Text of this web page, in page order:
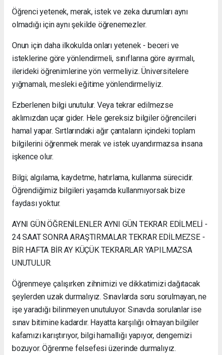
Öğrenci yetenek, merak, istek ve zeka durumları aynı
olmadığı için aynı şekilde öğrenemezler.
Onun için daha ilkokulda onları yetenek - beceri ve
isteklerine göre yönlendirmeli, sınıflarına göre ayırmalı,
ilerideki öğrenimlerine yön vermeliyiz. Üniversitelere
yığmamalı, mesleki eğitime yönlendirmeliyiz.
Ezberlenen bilgi unutulur. Veya tekrar edilmezse
aklımızdan uçar gider. Hele gereksiz bilgiler öğrencileri
hamal yapar. Sırtlarındaki ağır çantaların içindeki toplam
bilgilerini öğrenmek merak ve istek uyandırmazsa insana
işkence olur.
Bilgi; algılama, kaydetme, hatırlama, kullanma sürecidir.
Öğrendiğimiz bilgileri yaşamda kullanmıyorsak bize
faydası yoktur.
AYNI GÜN ÖĞRENİLENLER AYNI GÜN TEKRAR EDİLMELİ -
24 SAAT SONRA ARAŞTIRMALAR TEKRAR EDİLMEZSE -
BİR HAFTA BİR AY KÜÇÜK TEKRARLAR YAPILMAZSA
UNUTULUR.
Öğrenmeye çalışırken zihnimizi ve dikkatimizi dağıtacak
şeylerden uzak durmalıyız. Sınavlarda soru sorulmayan, ne
işe yaradığı bilinmeyen unutuluyor. Sınavda sorulanlar ise
sınav bitimine kadardır. Hayatta karşılığı olmayan bilgiler
kafamızı karıştırıyor, bilgi hamallığı yapıyor, dengemizi
bozuyor. Öğrenme felsefesi üzerinde durmalıyız.